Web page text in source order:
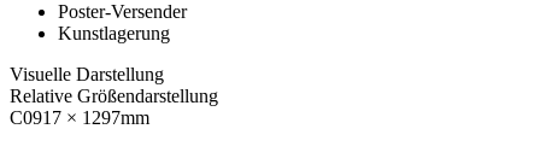
Poster-Versender
Kunstlagerung
Visuelle Darstellung
Relative Größendarstellung
C0917 × 1297mm